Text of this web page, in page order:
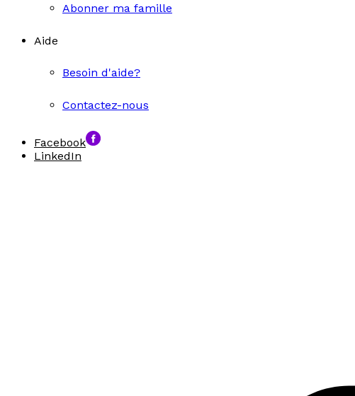
Abonner ma famille
Aide
Besoin d'aide?
Contactez-nous
Facebook
LinkedIn